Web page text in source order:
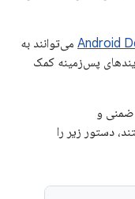
Android می‌توانند به
پس‌زمینه کمک
و
دستور زیر را